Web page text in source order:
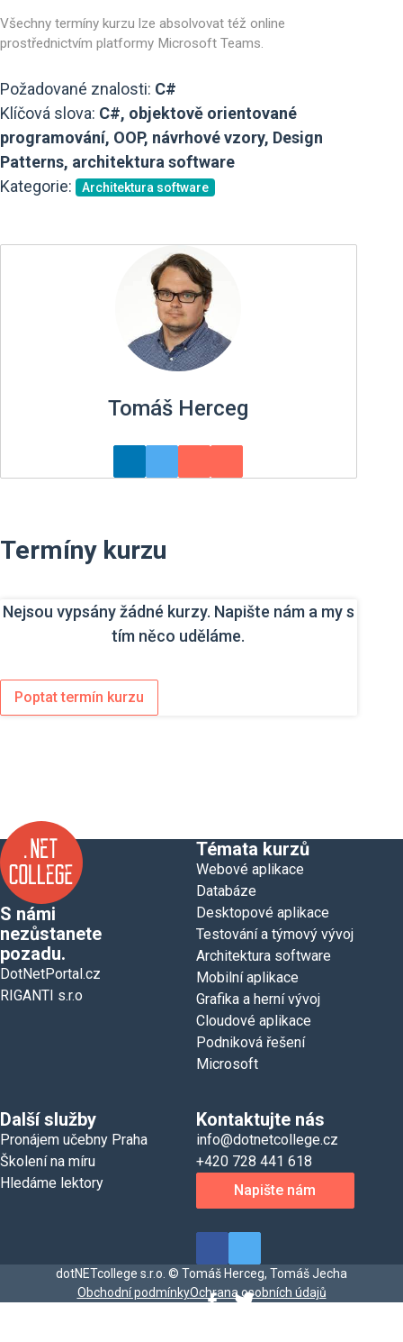
Všechny termíny kurzu lze absolvovat též online
prostřednictvím platformy Microsoft Teams.
Požadované znalosti: C#
Klíčová slova: C#, objektově orientované
programování, OOP, návrhové vzory, Design
Patterns, architektura software
Kategorie:
Architektura software
Tomáš Herceg
Termíny kurzu
Nejsou vypsány žádné kurzy. Napište nám a my s
tím něco uděláme.
Poptat termín kurzu
S námi
nezůstanete
pozadu.
DotNetPortal.cz
RIGANTI s.r.o
Témata kurzů
Webové aplikace
Databáze
Desktopové aplikace
Testování a týmový vývoj
Architektura software
Mobilní aplikace
Grafika a herní vývoj
Cloudové aplikace
Podniková řešení
Microsoft
Další služby
Pronájem učebny Praha
Školení na míru
Hledáme lektory
Kontaktujte nás
info@dotnetcollege.cz
+420 728 441 618
Napište nám
dotNETcollege s.r.o. © Tomáš Herceg, Tomáš Jecha
Obchodní podmínkyOchrana osobních údajů